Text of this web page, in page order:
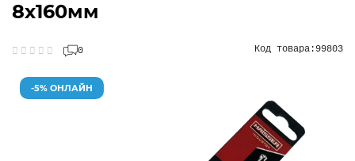
8х160мм
0 Код товара:99803
-5% ОНЛАЙН